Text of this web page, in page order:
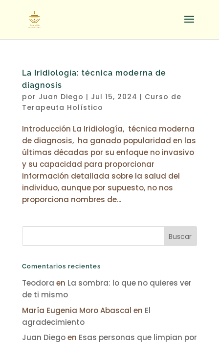
La Iridiología: técnica moderna de
diagnosis
por Juan Diego | Jul 15, 2024 | Curso de
Terapeuta Holístico
Introducción La Iridiología, técnica moderna
de diagnosis, ha ganado popularidad en las
últimas décadas por su enfoque no invasivo
y su capacidad para proporcionar
información detallada sobre la salud del
individuo, aunque por supuesto, no nos
proporciona nombres de...
Comentarios recientes
Teodora en La sombra: lo que no quieres ver
de ti mismo
María Eugenia Moro Abascal en El
agradecimiento
Juan Diegoen Esas personas que limpian por